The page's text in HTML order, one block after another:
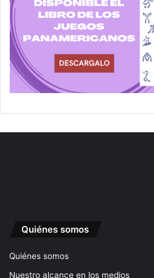
Quiénes somos
Quiénes somos
Nuestro alcance en los medios